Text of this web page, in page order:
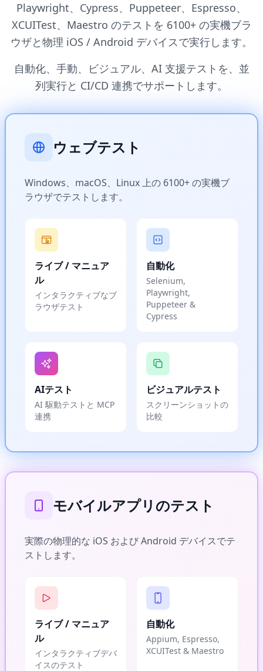
Playwright、Cypress、Puppeteer、Espresso、
XCUITest、Maestro のテストを 6100+ の実機ブラ
ウザと物理 iOS / Android デバイスで実行します。
自動化、手動、ビジュアル、AI 支援テストを、並
列実行と CI/CD 連携でサポートします。
ウェブテスト
Windows、macOS、Linux 上の 6100+ の実機ブ
ラウザでテストします。
ライブ / マニュア
ル
インタラクティブなブ
ラウザテスト
自動化
Selenium,
Playwright,
Puppeteer &
Cypress
AIテスト
AI 駆動テストと MCP
連携
ビジュアルテスト
スクリーンショットの
比較
モバイルアプリのテスト
実際の物理的な iOS および Android デバイスでテ
ストします。
ライブ / マニュア
ル
インタラクティブデバ
イスのテスト
自動化
Appium, Espresso,
XCUITest & Maestro